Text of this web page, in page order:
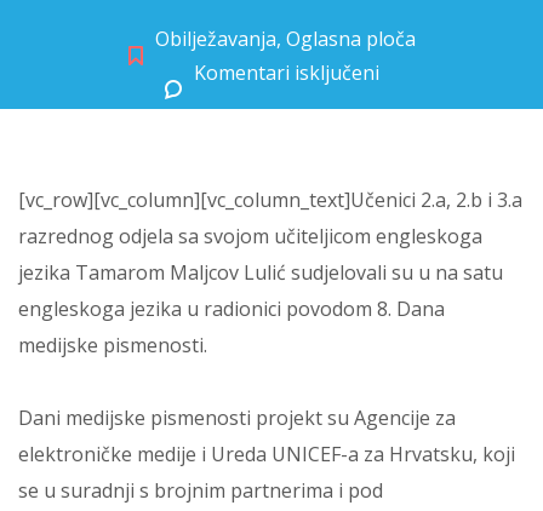
Obilježavanja, Oglasna ploča
Komentari isključeni
[vc_row][vc_column][vc_column_text]Učenici 2.a, 2.b i 3.a
razrednog odjela sa svojom učiteljicom engleskoga
jezika Tamarom Maljcov Lulić sudjelovali su u na satu
engleskoga jezika u radionici povodom 8. Dana
medijske pismenosti.
Dani medijske pismenosti projekt su Agencije za
elektroničke medije i Ureda UNICEF-a za Hrvatsku, koji
se u suradnji s brojnim partnerima i pod